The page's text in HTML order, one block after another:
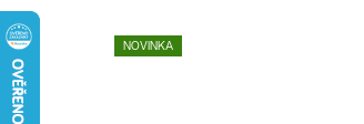
NOVINKA